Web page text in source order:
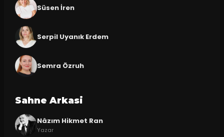
Süsen İren
Serpil Uyanık Erdem
Semra Özruh
Sahne Arkasi
Nâzım Hikmet Ran
Yazar